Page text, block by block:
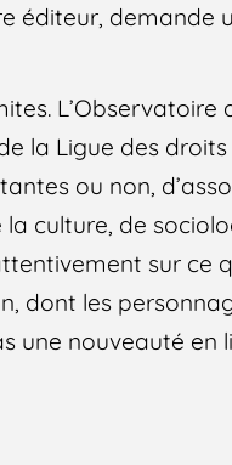
éditeur, demande
L’Observatoire
la Ligue des droits
ou non,
la culture, de
sur ce
dont les
une nouveauté en